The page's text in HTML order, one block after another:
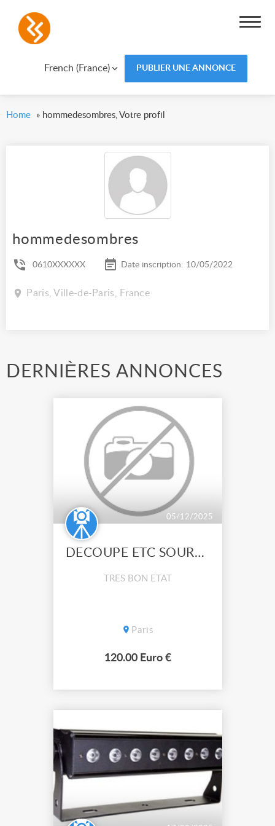
French (France) PUBLIER UNE ANNONCE
Home » hommedesombres, Votre profil
hommedesombres
0610XXXXXX Date inscription: 10/05/2022
Paris, Ville-de-Paris, France
DERNIÈRES ANNONCES
05/12/2025
DECOUPE ETC SOURCE FOUR 750W
TRES BON ETAT
Paris
120.00 Euro €